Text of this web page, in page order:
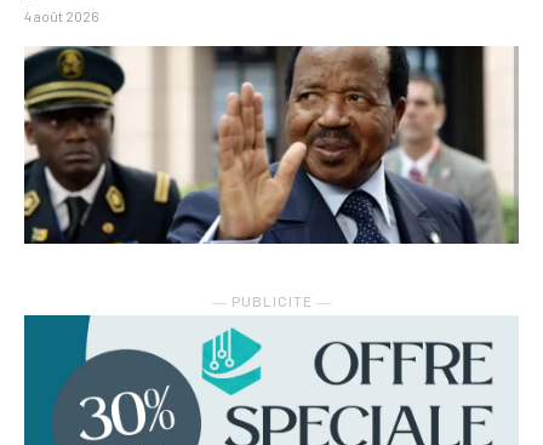
4 août 2026
― PUBLICITE ―